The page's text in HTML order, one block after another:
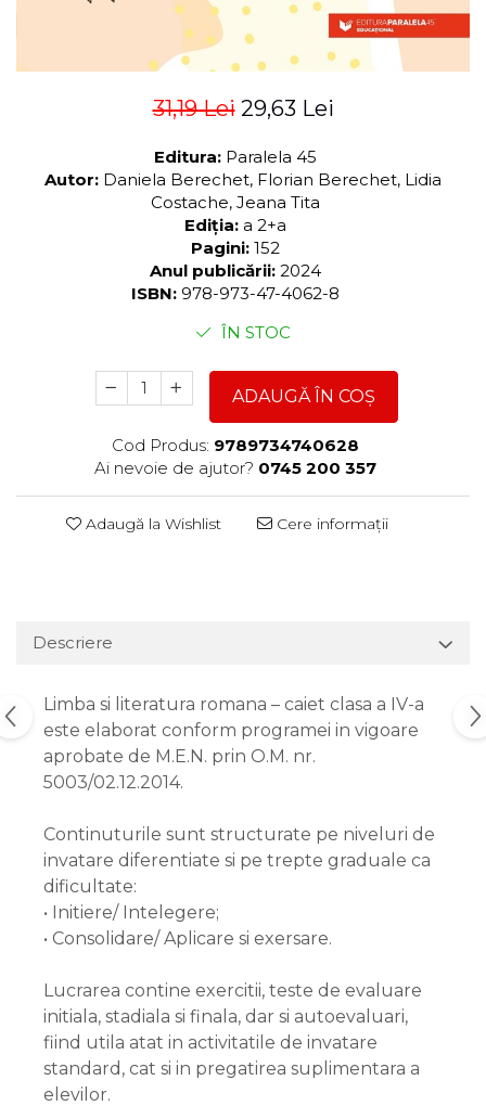
31,19 Lei 29,63 Lei
Editura: Paralela 45
Autor: Daniela Berechet, Florian Berechet, Lidia
Costache, Jeana Tita
Ediția: a 2+a
Pagini: 152
Anul publicării: 2024
ISBN: 978-973-47-4062-8
ÎN STOC
ADAUGĂ ÎN COȘ
Cod Produs: 9789734740628
Ai nevoie de ajutor? 0745 200 357
Adaugă la Wishlist Cere informații
Descriere
Limba si literatura romana – caiet clasa a IV-a
este elaborat conform programei in vigoare
aprobate de M.E.N. prin O.M. nr.
5003/02.12.2014.
Continuturile sunt structurate pe niveluri de
invatare diferentiate si pe trepte graduale ca
dificultate:
• Initiere/ Intelegere;
• Consolidare/ Aplicare si exersare.
Lucrarea contine exercitii, teste de evaluare
initiala, stadiala si finala, dar si autoevaluari,
fiind utila atat in activitatile de invatare
standard, cat si in pregatirea suplimentara a
elevilor.